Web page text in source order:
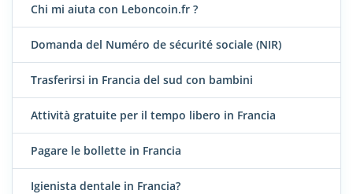
Chi mi aiuta con Leboncoin.fr ?
Domanda del Numéro de sécurité sociale (NIR)
Trasferirsi in Francia del sud con bambini
Attività gratuite per il tempo libero in Francia
Pagare le bollette in Francia
Igienista dentale in Francia?